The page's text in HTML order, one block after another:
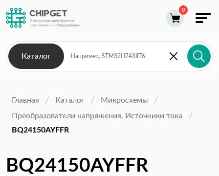
Каталог
Главная Каталог
Микросхемы
Преобразователи напряжения, Источники тока
BQ24150AYFFR
BQ24150AYFFR